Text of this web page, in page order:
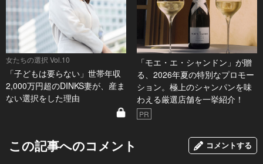
女たちの選択 Vol.10
「子どもは要らない」世帯年収
2,000万円超のDINKS妻が、産ま
ない選択をした理由
「モエ・エ・シャンドン」が贈
る、2026年夏の特別なプロモー
ション。極上のシャンパンを味
わえる厳選店舗を一挙紹介！
PR
この記事へのコメント コメントする